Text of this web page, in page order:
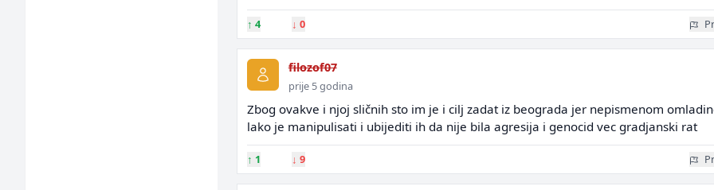
↑ 4 ↓ 0
filozof07
prije 5 godina
Zbog ovakve i njoj sličnih sto im je i cilj zadat iz beograda jer nepismenom
lako je manipulisati i ubijediti ih da nije bila agresija i genocid vec gradjanski rat
↑ 1 ↓ 9